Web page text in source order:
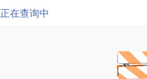
正在查询中